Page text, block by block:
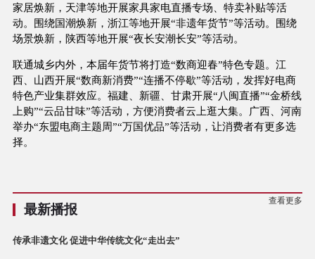
家居焕新，天津等地开展家具家电直播专场、特卖补贴等活
动。围绕国潮焕新，浙江等地开展“非遗年货节”等活动。围绕
场景焕新，陕西等地开展“夜长安潮长安”等活动。
联通城乡内外，本届年货节将打造“数商迎春”特色专题。江
西、山西开展“数商新消费”“连播不停歇”等活动，发挥好电商
特色产业集群效应。福建、新疆、甘肃开展“八闽直播”“金桥线
上购”“云品甘味”等活动，方便消费者云上逛大集。广西、河南
举办“东盟电商主题周”“万国优品”等活动，让消费者有更多选
择。
最新播报
查看更多
传承非遗文化 促进中华传统文化“走出去”